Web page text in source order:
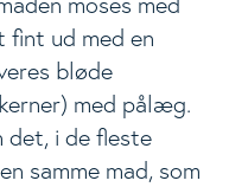
fint ud med en
bløde
med pålæg.
det, i de fleste
samme mad, som